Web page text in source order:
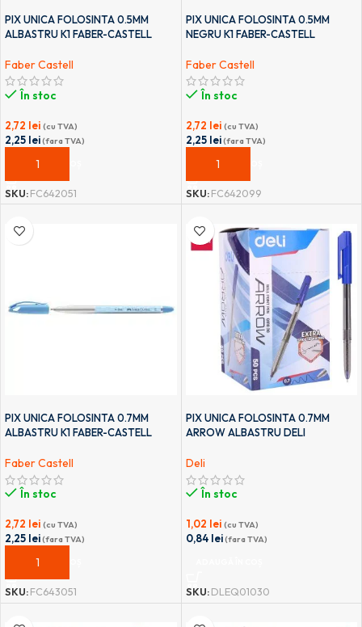
PIX UNICA FOLOSINTA 0.5MM
ALBASTRU K1 FABER-CASTELL
Faber Castell
În stoc
2,72 lei (cu TVA)
2,25 lei(fara TVA)
ADAUGĂ ÎN COȘ
SKU:FC642051
PIX UNICA FOLOSINTA 0.5MM
NEGRU K1 FABER-CASTELL
Faber Castell
În stoc
2,72 lei (cu TVA)
2,25 lei(fara TVA)
ADAUGĂ ÎN COȘ
SKU:FC642099
PIX UNICA FOLOSINTA 0.7MM
ALBASTRU K1 FABER-CASTELL
Faber Castell
În stoc
2,72 lei (cu TVA)
2,25 lei(fara TVA)
ADAUGĂ ÎN COȘ
SKU:FC643051
PIX UNICA FOLOSINTA 0.7MM
ARROW ALBASTRU DELI
Deli
În stoc
1,02 lei (cu TVA)
0,84 lei(fara TVA)
SKU:DLEQ01030